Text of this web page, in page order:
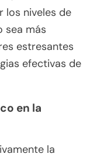
los niveles de
sea más
estresantes
efectivas de
en la
la